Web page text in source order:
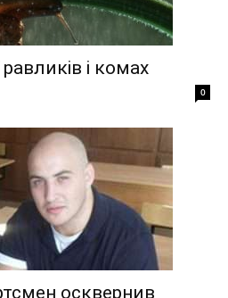
і комах
0
осквернив